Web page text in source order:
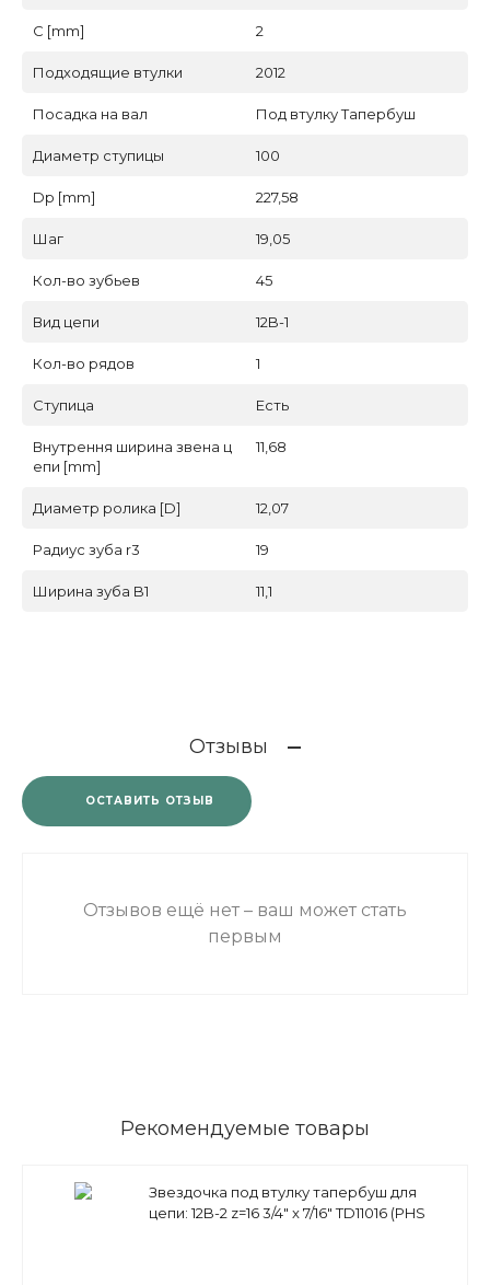
C [mm] 2
Подходящие втулки 2012
Посадка на вал Под втулку Тапербуш
Диаметр ступицы 100
Dp [mm] 227,58
Шаг 19,05
Кол-во зубьев 45
Вид цепи 12B-1
Кол-во рядов 1
Ступица Есть
Внутрення ширина звена ц
епи [mm]
11,68
Диаметр ролика [D] 12,07
Радиус зуба r3 19
Ширина зуба B1 11,1
Отзывы
ОСТАВИТЬ ОТЗЫВ
Отзывов ещё нет – ваш может стать
первым
Рекомендуемые товары
Звездочка под втулку тапербуш для
цепи: 12B-2 z=16 3/4" x 7/16" TD11016 (PHS